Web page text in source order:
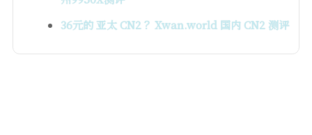
36元的 亚太 CN2 ？Xwan.world 国内 CN2 测评